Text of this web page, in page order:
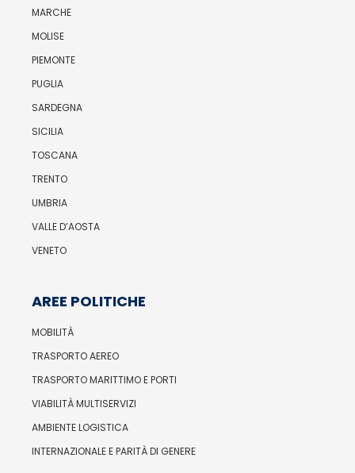
MARCHE
MOLISE
PIEMONTE
PUGLIA
SARDEGNA
SICILIA
TOSCANA
TRENTO
UMBRIA
VALLE D’AOSTA
VENETO
AREE POLITICHE
MOBILITÀ
TRASPORTO AEREO
TRASPORTO MARITTIMO E PORTI
VIABILITÀ MULTISERVIZI
AMBIENTE LOGISTICA
INTERNAZIONALE E PARITÀ DI GENERE